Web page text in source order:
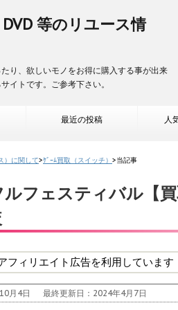
等のリユース情
り、欲しいモノをお得に購入する事が出来
イトです。ご参考下さい。
最近の投稿 人
）に関して>ｹﾞｰﾑ買取（スイッチ） >当記事
ルフェスティバル【
フィリエイト広告を利用しています
月4日 最終更新日：2024年4月7日